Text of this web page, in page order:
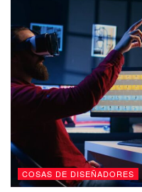
COSAS DE DISEÑADORES